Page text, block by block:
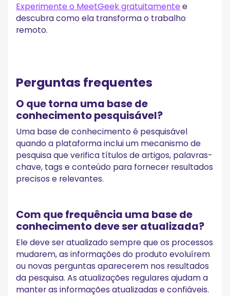
Experimente o MeetGeek gratuitamentee
descubra como ela transforma o trabalho
remoto.
Perguntas frequentes
O que torna uma base de
conhecimento pesquisável?
Uma base de conhecimento é pesquisável
quando a plataforma inclui um mecanismo de
pesquisa que verifica títulos de artigos, palavras-
chave, tags e conteúdo para fornecer resultados
precisos e relevantes.
Com que frequência uma base de
conhecimento deve ser atualizada?
Ele deve ser atualizado sempre que os processos
mudarem, as informações do produto evoluírem
ou novas perguntas aparecerem nos resultados
da pesquisa. As atualizações regulares ajudam a
manter as informações atualizadas e confiáveis.